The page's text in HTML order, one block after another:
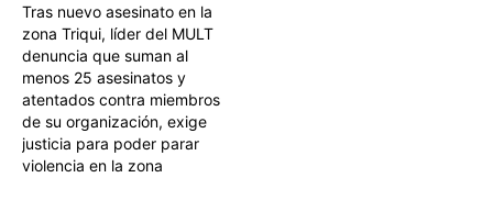
Tras nuevo asesinato en la
zona Triqui, líder del MULT
denuncia que suman al
menos 25 asesinatos y
atentados contra miembros
de su organización, exige
justicia para poder parar
violencia en la zona